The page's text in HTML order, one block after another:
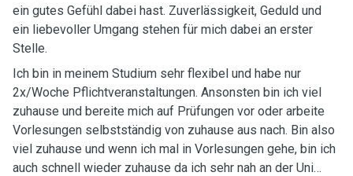
ein gutes Gefühl dabei hast. Zuverlässigkeit, Geduld und
ein liebevoller Umgang stehen für mich dabei an erster
Stelle.
Ich bin in meinem Studium sehr flexibel und habe nur
2x/Woche Pflichtveranstaltungen. Ansonsten bin ich viel
zuhause und bereite mich auf Prüfungen vor oder arbeite
Vorlesungen selbstständig von zuhause aus nach. Bin also
viel zuhause und wenn ich mal in Vorlesungen gehe, bin ich
auch schnell wieder zuhause da ich sehr nah an der Uni